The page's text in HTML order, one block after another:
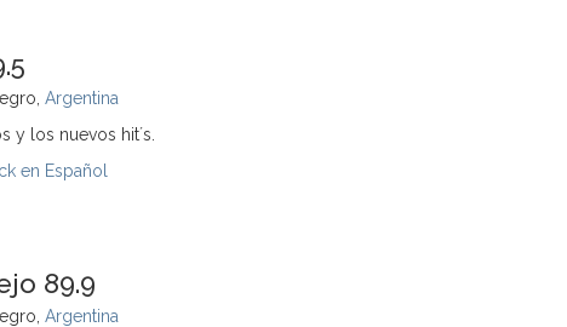
Argentina
y los nuevos hit´s.
en Español
89.9
Argentina